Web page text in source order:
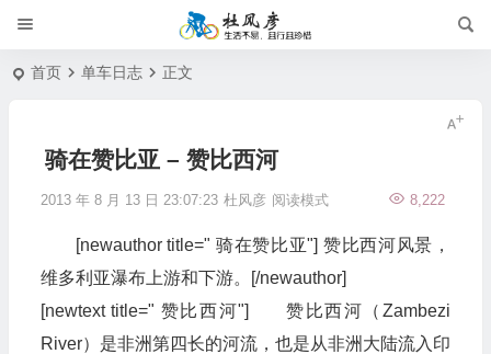
首页 单车日志 正文
骑在赞比亚 – 赞比西河
2013 年 8 月 13 日 23:07:23 杜风彦 8,222
阅读模式
[newauthor title=" 骑在赞比亚"] 赞比西河风景，
维多利亚瀑布上游和下游。[/newauthor]
[newtext title=" 赞比西河"] 赞比西河（Zambezi
River）是非洲第四长的河流，也是从非洲大陆流入印